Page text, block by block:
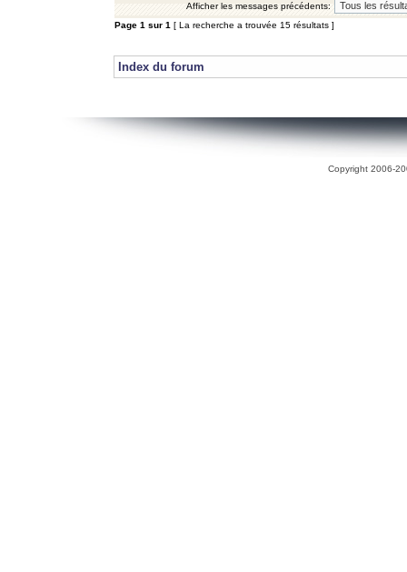
Afficher les messages précédents:
Page 1 sur 1 [ La recherche a trouvée 15 résultats ]
Index du forum
Copyright 2006-